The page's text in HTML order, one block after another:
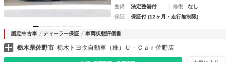
整備
法定整備付 修復
なし
保証
保証付 (12ヶ月・走行無制限)
認定中古車 ディーラー保証 車両状態評価書
栃木県佐野市 栃木トヨタ自動車（株）Ｕ－Ｃａｒ佐野店